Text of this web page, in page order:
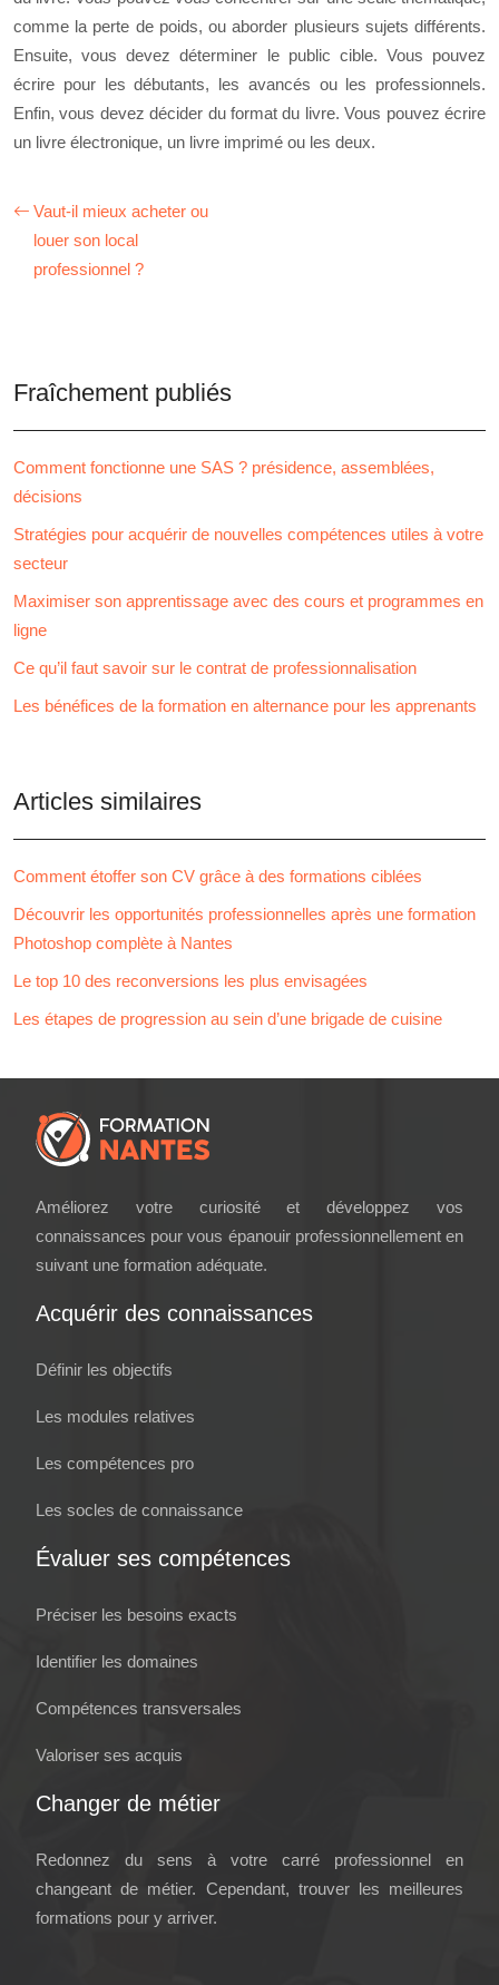
comme la perte de poids, ou aborder plusieurs sujets différents.
Ensuite, vous devez déterminer le public cible. Vous pouvez
écrire pour les débutants, les avancés ou les professionnels.
Enfin, vous devez décider du format du livre. Vous pouvez écrire
un livre électronique, un livre imprimé ou les deux.
Vaut-il mieux acheter ou
louer son local
professionnel ?
Fraîchement publiés
Comment fonctionne une SAS ? présidence, assemblées,
décisions
Stratégies pour acquérir de nouvelles compétences utiles à votre
secteur
Maximiser son apprentissage avec des cours et programmes en
ligne
Ce qu’il faut savoir sur le contrat de professionnalisation
Les bénéfices de la formation en alternance pour les apprenants
Articles similaires
Comment étoffer son CV grâce à des formations ciblées
Découvrir les opportunités professionnelles après une formation
Photoshop complète à Nantes
Le top 10 des reconversions les plus envisagées
Les étapes de progression au sein d’une brigade de cuisine
Améliorez votre curiosité et développez vos
connaissances pour vous épanouir professionnellement en
suivant une formation adéquate.
Acquérir des connaissances
Définir les objectifs
Les modules relatives
Les compétences pro
Les socles de connaissance
Évaluer ses compétences
Préciser les besoins exacts
Identifier les domaines
Compétences transversales
Valoriser ses acquis
Changer de métier
Redonnez du sens à votre carré professionnel en
changeant de métier. Cependant, trouver les meilleures
formations pour y arriver.